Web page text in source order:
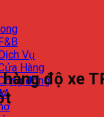
Vụ
Hàng
đồngđộ xe